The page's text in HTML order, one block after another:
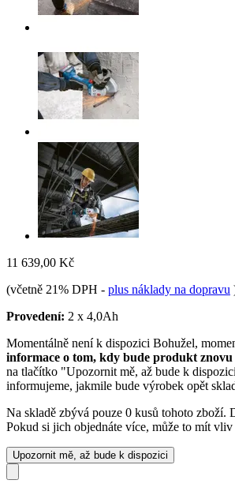
11 639,00 Kč
(včetně 21% DPH - plus náklady na dopravu
Provedení: 2 x 4,0Ah
Momentálně není k dispozici Bohužel,
informace o tom, kdy bude produkt
na tlačítko "Upozornit mě, až bude k
informujeme, jakmile bude výrobek opět
Na skladě zbývá pouze 0 kusů tohoto zboží.
Pokud si jich objednáte více, může to mít
Upozornit mě, až bude k dispozici